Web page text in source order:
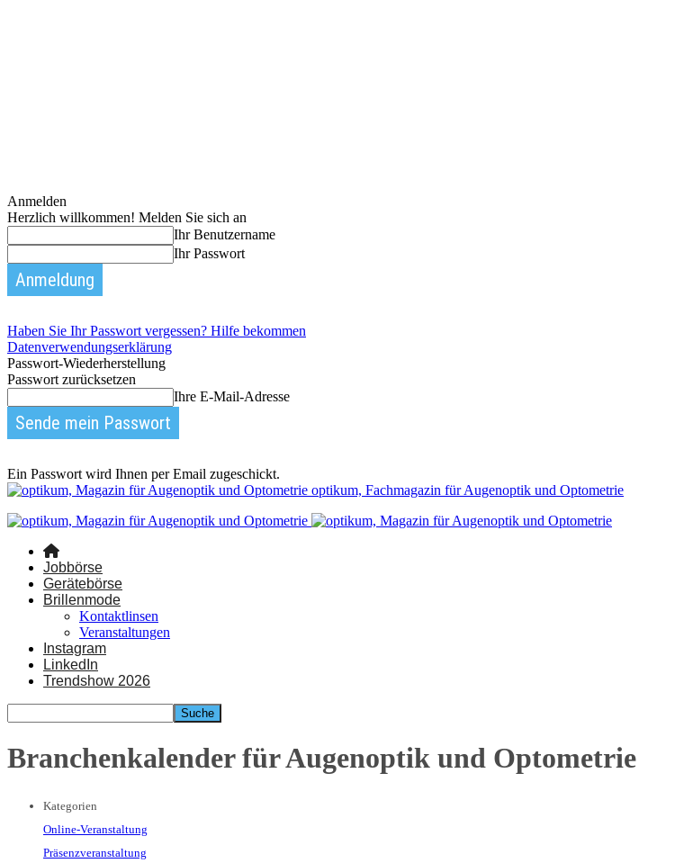
Anmelden
Herzlich willkommen! Melden Sie sich an
Ihr Benutzername
Ihr Passwort
Haben Sie Ihr Passwort vergessen? Hilfe bekommen
Datenverwendungserklärung
Passwort-Wiederherstellung
Passwort zurücksetzen
Ihre E-Mail-Adresse
Ein Passwort wird Ihnen per Email zugeschickt.
optikum, Fachmagazin für Augenoptik und Optometrie
Jobbörse
Gerätebörse
Brillenmode
Kontaktlinsen
Veranstaltungen
Instagram
LinkedIn
Trendshow 2026
Branchenkalender für Augenoptik und Optometrie
Kategorien
Online-Veranstaltung
Präsenzveranstaltung